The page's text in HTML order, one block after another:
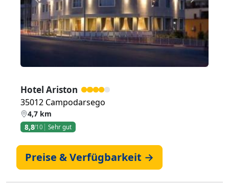
Hotel Ariston
35012 Campodarsego
4,7 km
8,8/10 Sehr gut
Preise & Verfügbarkeit →